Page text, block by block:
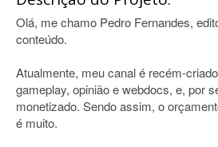
Olá, me chamo Pedro Fernandes,
conteúdo.
Atualmente, meu canal é recém-
gameplay, opinião e webdocs, e, por
monetizado. Sendo assim, o
é muito.